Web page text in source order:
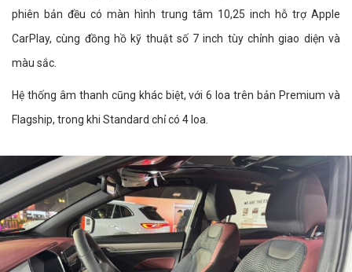
phiên bản đều có màn hình trung tâm 10,25 inch hỗ trợ Apple
CarPlay, cùng đồng hồ kỹ thuật số 7 inch tùy chỉnh giao diện và
màu sắc.
Hệ thống âm thanh cũng khác biệt, với 6 loa trên bản Premium và
Flagship, trong khi Standard chỉ có 4 loa.